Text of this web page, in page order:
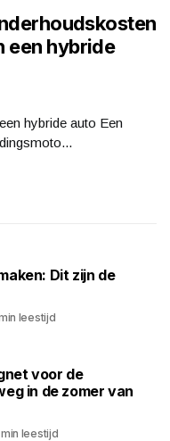
een hybride
hybride auto Een
Dit zijn de
leestijd
voor de
in de zomer van
min leestijd